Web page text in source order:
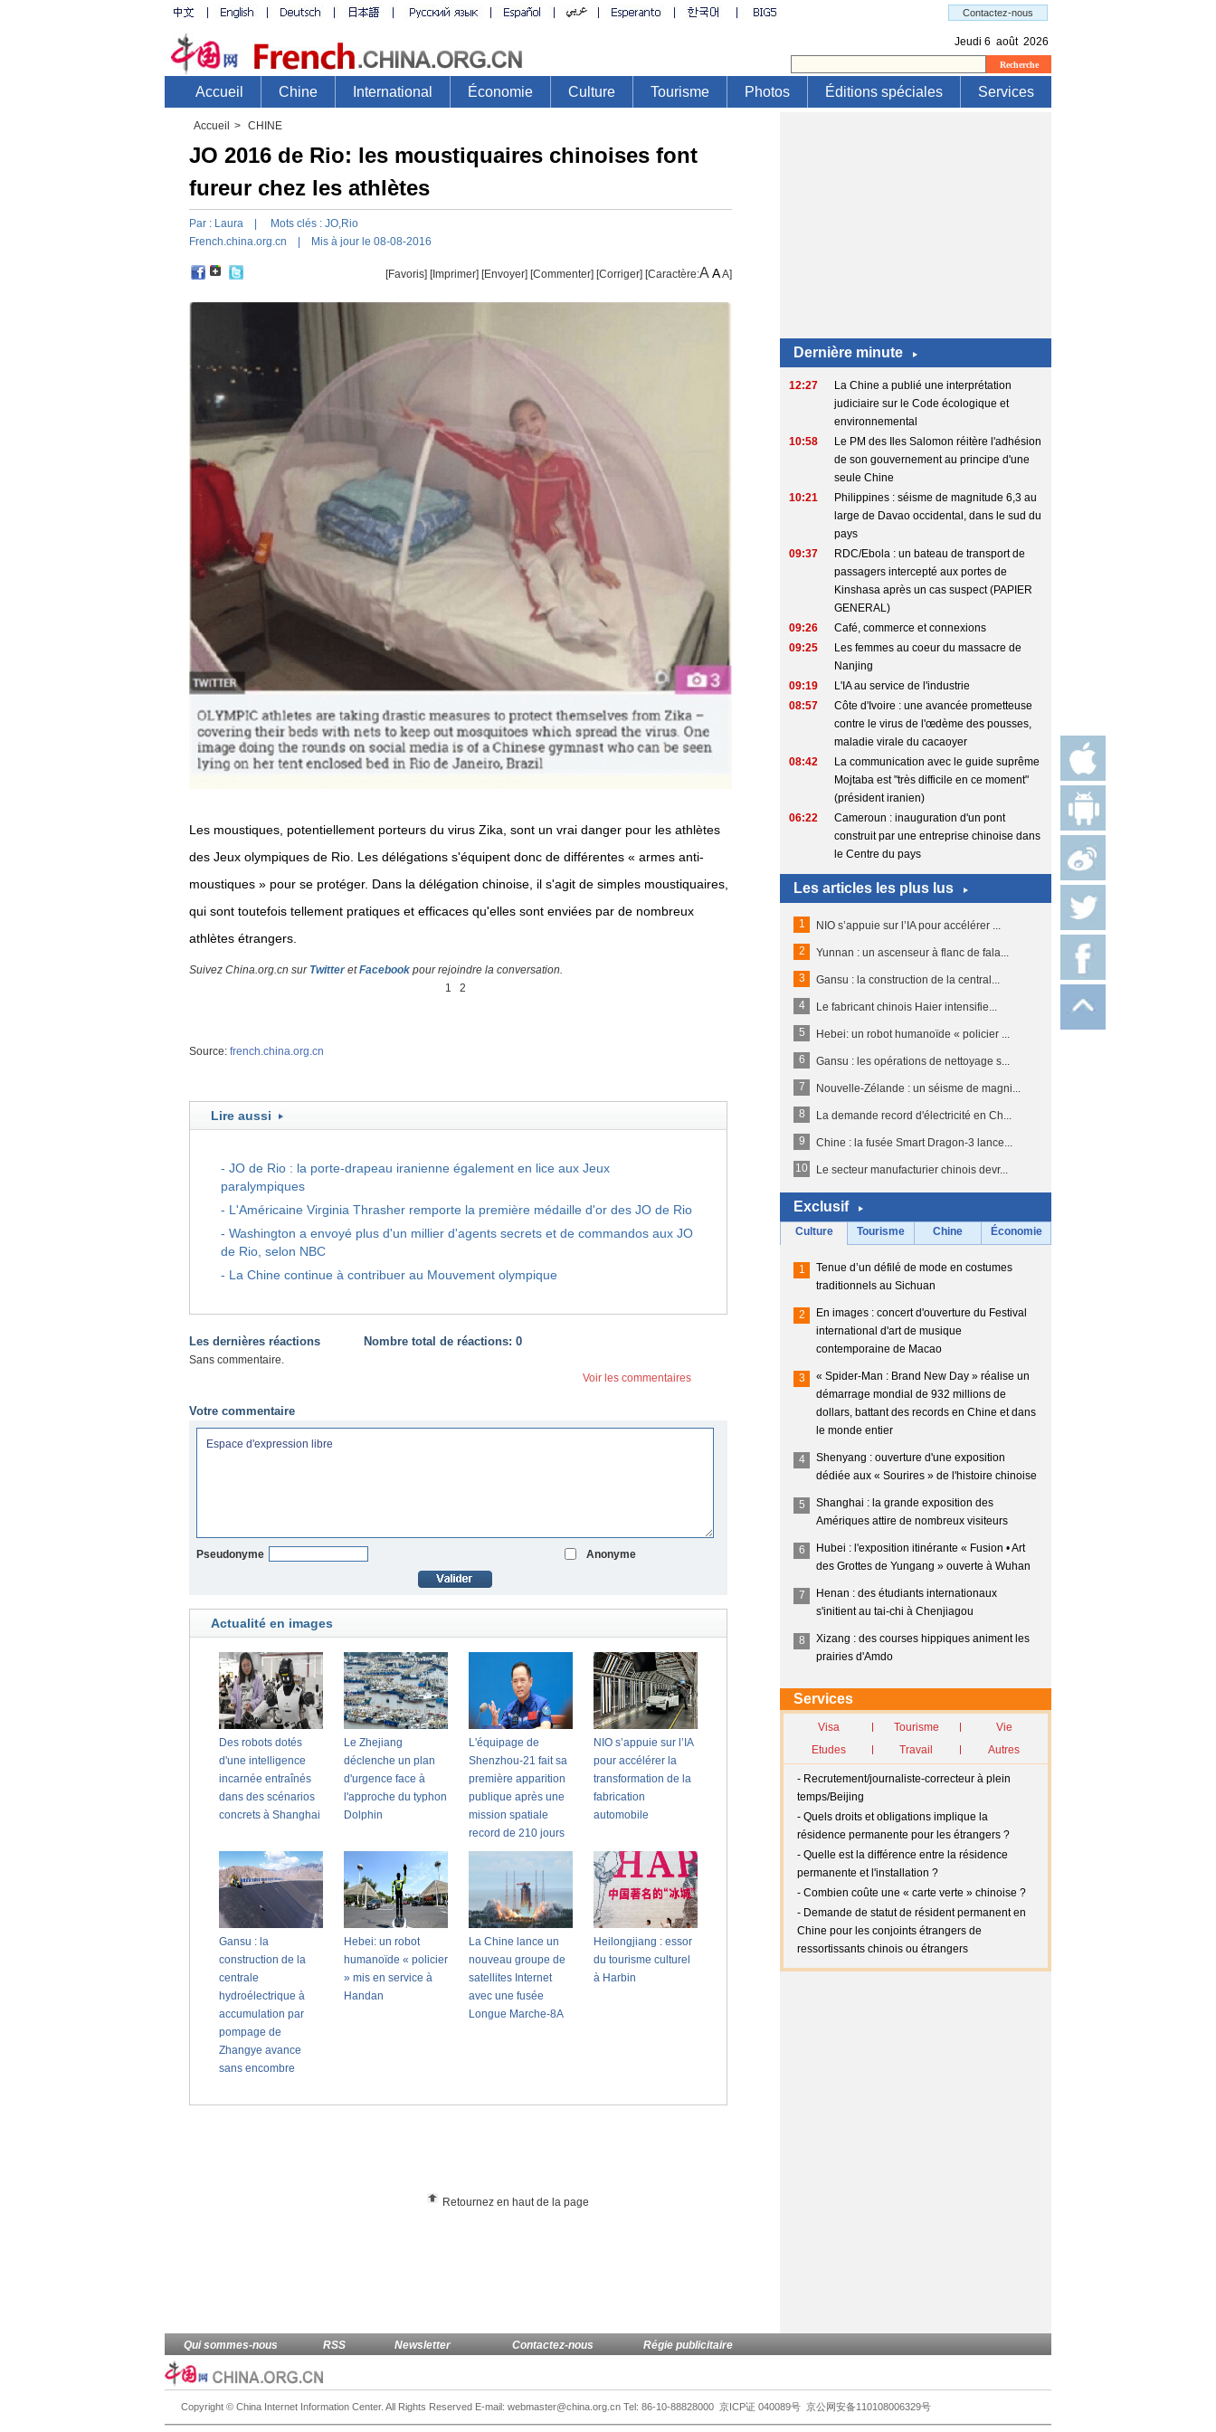
Accueil > CHINE
JO 2016 de Rio: les moustiquaires chinoises font
fureur chez les athlètes
Par : Laura | Mots clés : JO,Rio
French.china.org.cn | Mis à jour le 08-08-2016
[Favoris] [Imprimer] [Envoyer] [Commenter] [Corriger] [Caractère:A AA]
Les moustiques, potentiellement porteurs du virus Zika, sont un vrai danger pour les athlètes
des Jeux olympiques de Rio. Les délégations s'équipent donc de différentes « armes anti-
moustiques » pour se protéger. Dans la délégation chinoise, il s'agit de simples moustiquaires,
qui sont toutefois tellement pratiques et efficaces qu'elles sont enviées par de nombreux
athlètes étrangers.
Suivez China.org.cn sur TwitteretFacebook pour rejoindre la conversation.
1
2
Source: french.china.org.cn
Lire aussi
- JO de Rio : la porte-drapeau iranienne également en lice aux Jeux
paralympiques
- L'Américaine Virginia Thrasher remporte la première médaille d'or des JO de Rio
- Washington a envoyé plus d'un millier d'agents secrets et de commandos aux JO
de Rio, selon NBC
- La Chine continue à contribuer au Mouvement olympique
Les dernières réactions Nombre total de réactions: 0
Sans commentaire.
Voir les commentaires
Votre commentaire
Pseudonyme Anonyme
Retournez en haut de la page